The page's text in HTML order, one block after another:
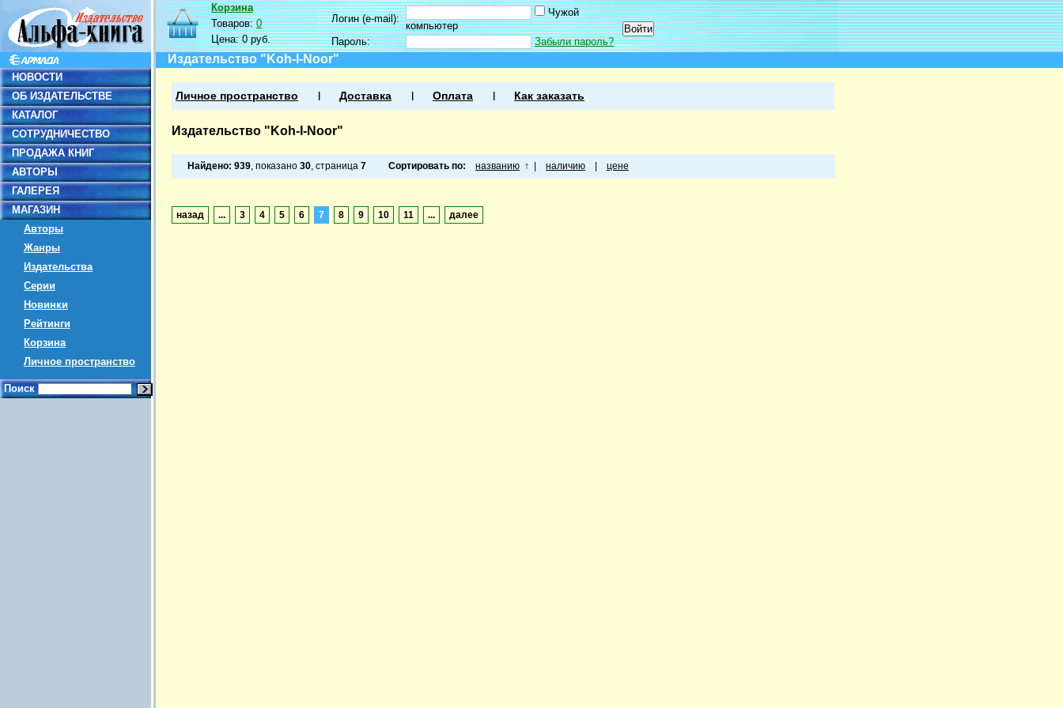
НОВОСТИ
ОБ ИЗДАТЕЛЬСТВЕ
КАТАЛОГ
СОТРУДНИЧЕСТВО
ПРОДАЖА КНИГ
АВТОРЫ
ГАЛЕРЕЯ
МАГАЗИН
Авторы
Жанры
Издательства
Серии
Новинки
Рейтинги
Корзина
Личное пространство
Поиск
Корзина
Товаров:0
Цена:0 руб.
Логин (e-mail):
Чужой
компьютер
Пароль:
Забыли пароль?
Издательство "Koh-I-Noor"
Личное пространство Доставка Оплата Как заказать
Издательство "Koh-I-Noor"
Найдено: 939, показано 30, страница 7 Сортировать по: названию ↑ наличию цене
назад ... 3 4 5 6 7 8 9 10 11 ... далее